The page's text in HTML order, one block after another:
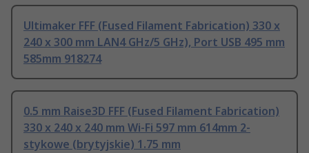
Ultimaker FFF (Fused Filament Fabrication) 330 x
240 x 300 mm LAN4 GHz/5 GHz), Port USB 495 mm
585mm 918274
0.5 mm Raise3D FFF (Fused Filament Fabrication)
330 x 240 x 240 mm Wi-Fi 597 mm 614mm 2-
stykowe (brytyjskie) 1.75 mm